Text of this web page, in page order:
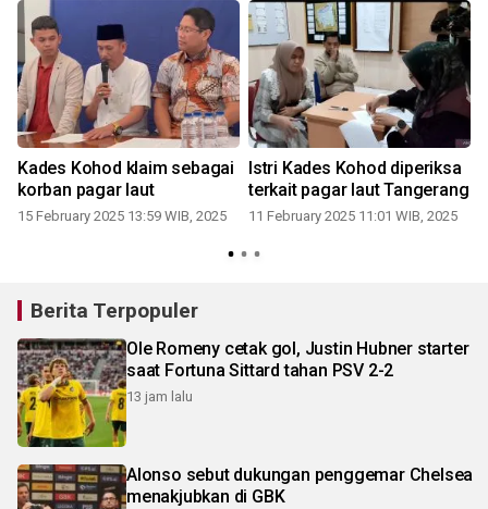
Kades Kohod klaim sebagai
korban pagar laut
15 February 2025 13:59 WIB, 2025
Istri Kades Kohod diperiksa
terkait pagar laut Tangerang
11 February 2025 11:01 WIB, 2025
Berita Terpopuler
Ole Romeny cetak gol, Justin Hubner starter
saat Fortuna Sittard tahan PSV 2-2
13 jam lalu
Alonso sebut dukungan penggemar Chelsea
menakjubkan di GBK